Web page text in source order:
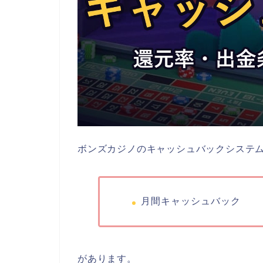
ボンズカジノのキャッシュバックシステ
月間キャッシュバック
があります。